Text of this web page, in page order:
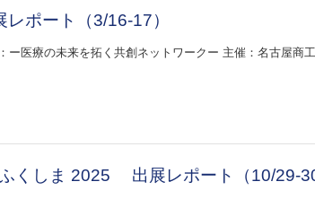
ポート（3/16-17）
医療の未来を拓く共創ネットワークー 主催：名古屋商工
くしま 2025 出展レポート（10/29-30